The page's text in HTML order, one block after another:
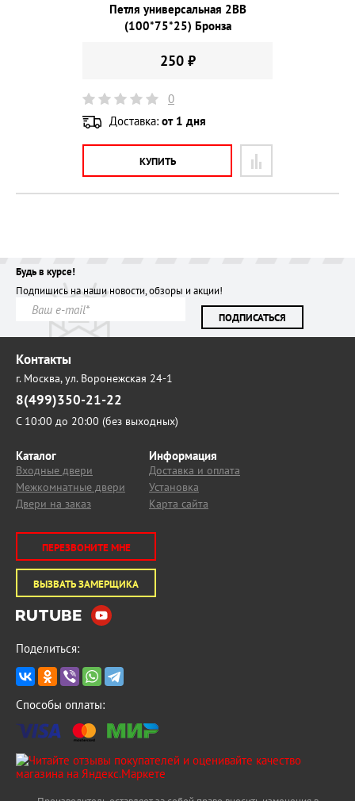
Петля универсальная 2ВВ
(100*75*25) Бронза
250 ₽
0
Доставка: от 1 дня
КУПИТЬ
Будь в курсе!
Подпишись на наши новости, обзоры и акции!
ПОДПИСАТЬСЯ
Контакты
г. Москва,ул. Воронежская 24-1
8(499)350-21-22
С 10:00 до 20:00 (без выходных)
Каталог
Входные двери
Межкомнатные двери
Двери на заказ
Информация
Доставка и оплата
Установка
Карта сайта
ПЕРЕЗВОНИТЕ МНЕ
ВЫЗВАТЬ ЗАМЕРЩИКА
Поделиться:
Способы оплаты: